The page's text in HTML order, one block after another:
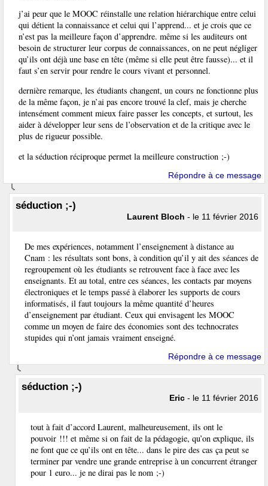
j’ai peur que le MOOC réinstalle une relation hiérarchique entre celui
qui détient la connaissance et celui qui l’apprend... et je crois que ce
n’est pas la meilleure façon d’apprendre. même si les auditeurs ont
besoin de structurer leur corpus de connaissances, on ne peut négliger
qu’ils ont déjà une base en tête (même si elle peut être fausse)... et il
faut s’en servir pour rendre le cours vivant et personnel.
dernière remarque, les étudiants changent, un cours ne fonctionne plus
de la même façon, je n’ai pas encore trouvé la clef, mais je cherche
intensément comment mieux faire passer les concepts, et surtout, les
aider à développer leur sens de l’observation et de la critique avec le
plus de rigueur possible.
et la séduction réciproque permet la meilleure construction ;-)
Répondre à ce message
séduction ;-)
Laurent Bloch - le 11 février 2016
De mes expériences, notamment l’enseignement à distance au
Cnam : les résultats sont bons, à condition qu’il y ait des séances de
regroupement où les étudiants se retrouvent face à face avec les
enseignants. Et au total, entre ces séances, les contacts par moyens
électroniques et le temps passé à élaborer les supports de cours
informatisés, il faut toujours la même quantité d’heures
d’enseignement par étudiant. Ceux qui envisagent les MOOC
comme un moyen de faire des économies sont des technocrates
stupides qui n’ont jamais vraiment enseigné.
Répondre à ce message
séduction ;-)
Eric - le 11 février 2016
tout à fait d’accord Laurent, malheureusement, ils ont le
pouvoir !!! et même si on fait de la pédagogie, qu’on explique, ils
ne font que ce qu’ils ont en tête... dans le pire des cas ça peut se
terminer par vendre une grande entreprise à un concurrent étranger
pour 1 euro... je ne dirai pas le nom ;-)